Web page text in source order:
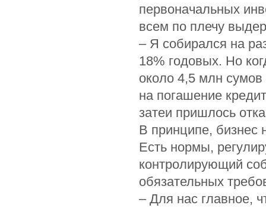
первоначальных
всем по плечу
– Я собирался на
18% годовых. Но
около 4,5 млн
на погашение
затеи пришлось
В принципе, бизнес
Есть нормы,
контролирующий
обязательных
– Для нас главное,